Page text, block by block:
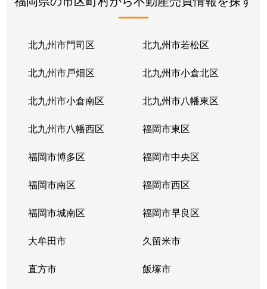
北九州市門司区 北九州市若松区
北九州市戸畑区 北九州市小倉北区
北九州市小倉南区 北九州市八幡東区
北九州市八幡西区 福岡市東区
福岡市博多区 福岡市中央区
福岡市南区 福岡市西区
福岡市城南区 福岡市早良区
大牟田市 久留米市
直方市 飯塚市